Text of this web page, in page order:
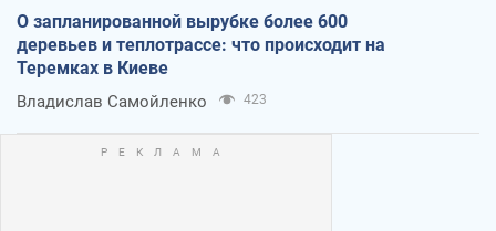
О запланированной вырубке более 600
деревьев и теплотрассе: что происходит на
Теремках в Киеве
Владислав Самойленко 423